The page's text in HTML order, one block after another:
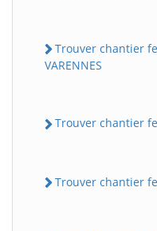
Trouver chantier
VARENNES
Trouver chantier
Trouver chantier